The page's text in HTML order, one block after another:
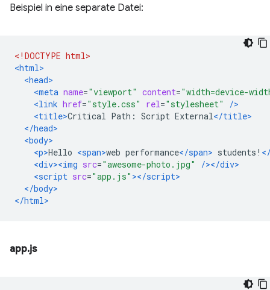
Beispiel in eine separate Datei:
<!DOCTYPE html>
<html>
<head>
<meta name="viewport" content="width=device-
<link href="style.css" rel="stylesheet"
/>
<title>Critical Path: Script External</title>
</head>
<body>
<p>Hello <span>web performance</span> students!
<div><img src="awesome-photo.jpg"
/></div>
<script src="app.js" ></script>
</body>
</html>
app.js